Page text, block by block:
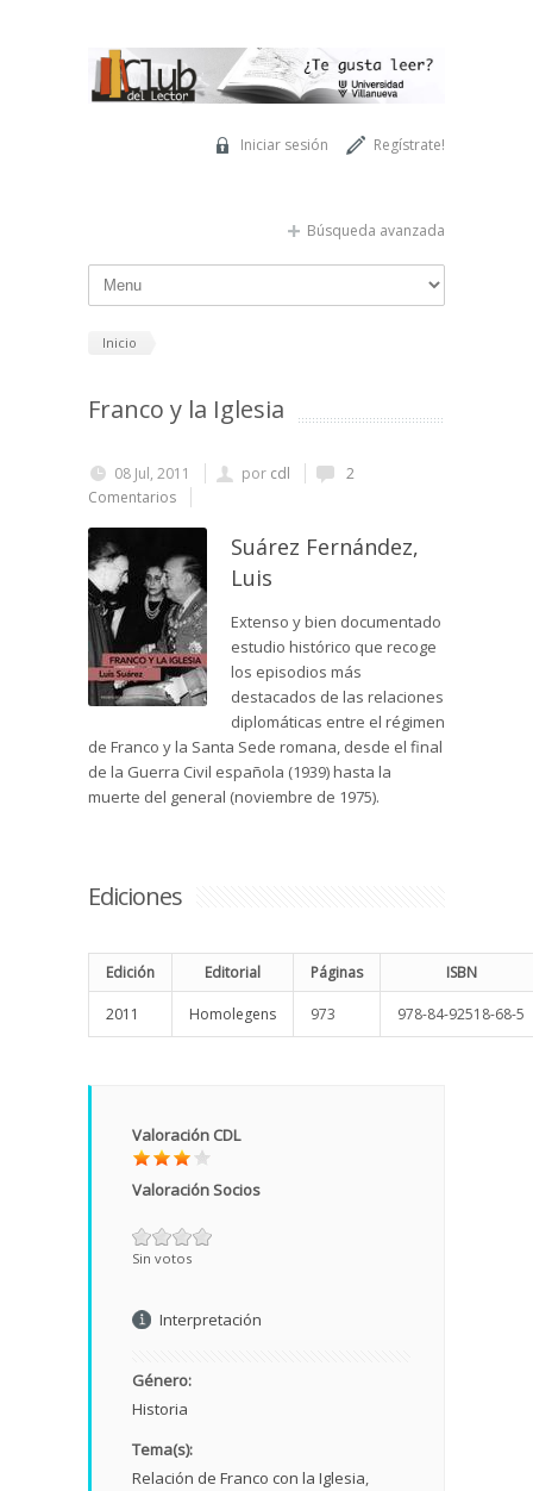
Regístrate!
Iniciar sesión
Búsqueda avanzada
Inicio
Franco y la Iglesia
08 Jul, 2011 por cdl
2
Comentarios
Suárez Fernández,
Luis
Extenso y bien documentado
estudio histórico que recoge
los episodios más
destacados de las relaciones
diplomáticas entre el régimen
de Franco y la Santa Sede romana, desde el final
de la Guerra Civil española (1939) hasta la
muerte del general (noviembre de 1975).
Ediciones
Edición Editorial Páginas ISBN
2011 Homolegens 973 978-84-92518-68-5
Valoración CDL
Valoración Socios
Sin votos
Interpretación
Género:
Historia
Tema(s):
Relación de Franco con la Iglesia